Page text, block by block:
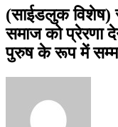
(साईडलुक विशेष)
समाज को प्रेरणा
पुरुष के रूप में